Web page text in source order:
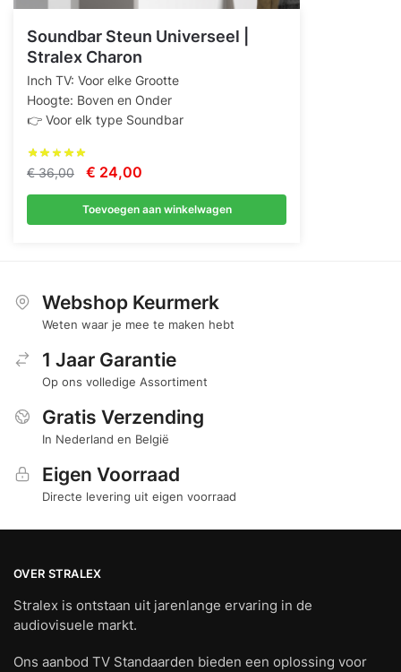
Soundbar Steun Universeel |
Stralex Charon
Inch TV: Voor elke Grootte
Hoogte: Boven en Onder
👉 Voor elk type Soundbar
€36,00
Oorspronkelijke
prijs
was:
€ 24,00
prijs
is:
Toevoegen aan winkelwagen
Webshop Keurmerk
Weten waar je mee te maken hebt
1 Jaar Garantie
Op ons volledige Assortiment
Gratis Verzending
In Nederland en België
Eigen Voorraad
Directe levering uit eigen voorraad
OVER STRALEX
Stralex is ontstaan uit jarenlange ervaring in de
audiovisuele markt.
Ons aanbod TV Standaarden bieden een oplossing voor